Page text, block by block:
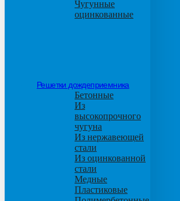
Чугунные
оцинкованные
Решетки дождеприемника
Бетонные
Из
высокопрочного
чугуна
Из нержавеющей
стали
Из оцинкованной
стали
Медные
Пластиковые